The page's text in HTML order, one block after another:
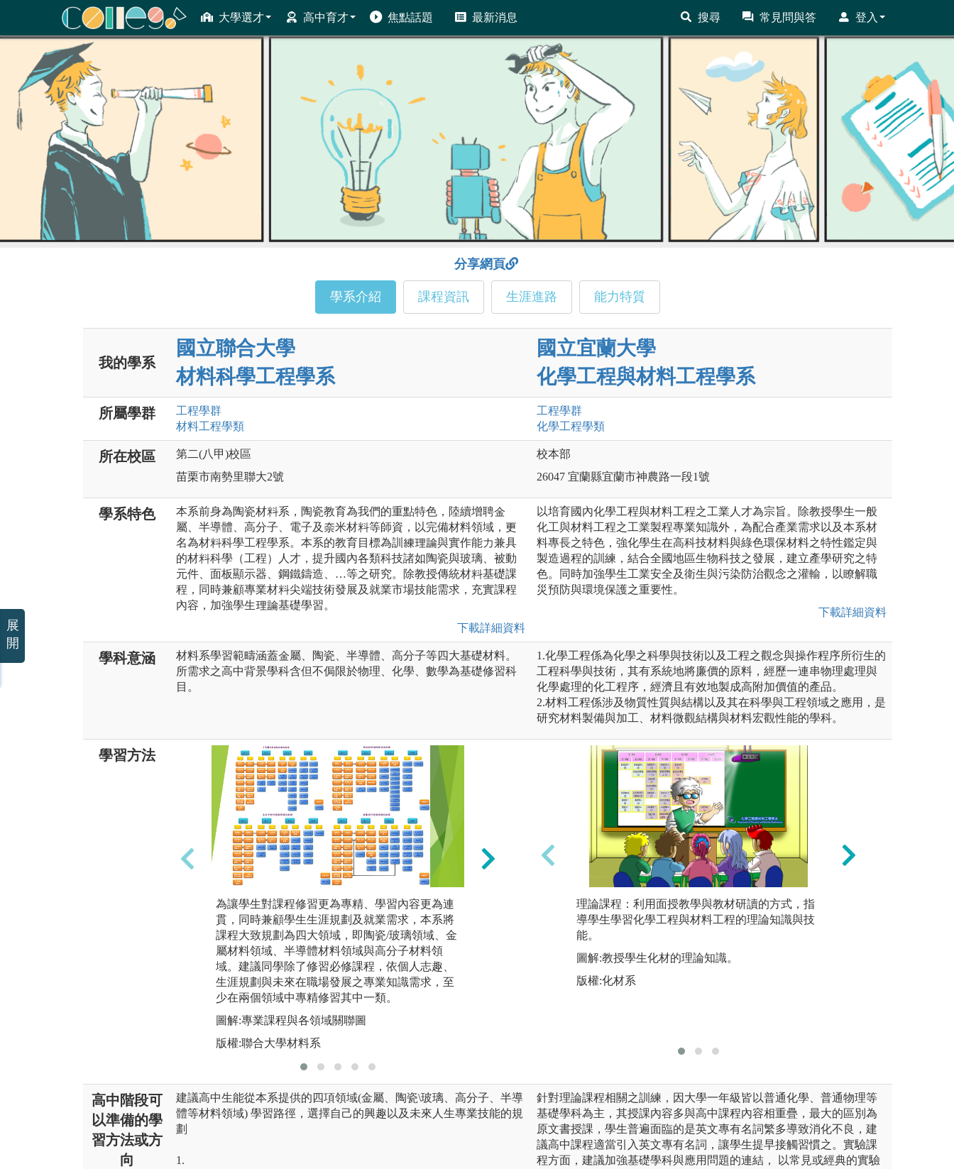
大學選才 高中育才 焦點話題 最新消息 搜尋 常見問與答 登入
ColleGo! 大學選才與高中育才輔助系統
分享網頁
學系介紹 課程資訊 生涯進路 能力特質
我的學系
國立聯合大學
材料科學工程學系
國立宜蘭大學
化學工程與材料工程學系
所屬學群 工程學群
材料工程學類
工程學群
化學工程學類
所在校區
第二(八甲)校區
苗栗市南勢里聯大2號
校本部
26047 宜蘭縣宜蘭市神農路一段1號
學系特色
本系前身為陶瓷材料系，陶瓷教育為我們的重點特色，陸續增聘金
屬、半導體、高分子、電子及奈米材料等師資，以完備材料領域，更
名為材料科學工程學系。本系的教育目標為訓練理論與實作能力兼具
的材料科學（工程）人才，提升國內各類科技諸如陶瓷與玻璃、被動
元件、面板顯示器、鋼鐵鑄造、…等之研究。除教授傳統材料基礎課
程，同時兼顧專業材料尖端技術發展及就業市場技能需求，充實課程
內容，加強學生理論基礎學習。
下載詳細資料
以培育國內化學工程與材料工程之工業人才為宗旨。除教授學生一般
化工與材料工程之工業製程專業知識外，為配合產業需求以及本系材
料專長之特色，強化學生在高科技材料與綠色環保材料之特性鑑定與
製造過程的訓練，結合全國地區生物科技之發展，建立產學研究之特
色。同時加強學生工業安全及衛生與污染防治觀念之灌輸，以瞭解職
災預防與環境保護之重要性。
下載詳細資料
學科意涵
材料系學習範疇涵蓋金屬、陶瓷、半導體、高分子等四大基礎材料。
所需求之高中背景學科含但不侷限於物理、化學、數學為基礎修習科
目。
1.化學工程係為化學之科學與技術以及工程之觀念與操作程序所衍生的
工程科學與技術，其有系統地將廉價的原料，經歷一連串物理處理與
化學處理的化工程序，經濟且有效地製成高附加價值的產品。
2.材料工程係涉及物質性質與結構以及其在科學與工程領域之應用，是
研究材料製備與加工、材料微觀結構與材料宏觀性能的學科。
學習方法
為讓學生對課程修習更為專精、學習內容更為連
貫，同時兼顧學生生涯規劃及就業需求，本系將
課程大致規劃為四大領域，即陶瓷/玻璃領域、金
屬材料領域、半導體材料領域與高分子材料領
域。建議同學除了修習必修課程，依個人志趣、
生涯規劃與未來在職場發展之專業知識需求，至
少在兩個領域中專精修習其中一類。
圖解:專業課程與各領域關聯圖
版權:聯合大學材料系
本系鼓勵專題生將其專題研究結果發表於國內相
關的學術會議，除了可提升學生的表達能力，亦
可使學生了解國內相關的研究活動，並認識國內
各學校的研究成果與特色，增加學生的能見度與
其材料相關見識的廣度。
圖解:參與國際學術會議
理論課程：利用面授教學與教材研讀的方式，指
導學生學習化學工程與材料工程的理論知識與技
能。
圖解:教授學生化材的理論知識。
版權:化材系
高中階段可
以準備的學
習方法或方
向
建議高中生能從本系提供的四項領域(金屬、陶瓷\玻璃、高分子、半導
體等材料領域) 學習路徑，選擇自己的興趣以及未來人生專業技能的規
劃
1.
針對理論課程相關之訓練，因大學一年級皆以普通化學、普通物理等
基礎學科為主，其授課內容多與高中課程內容相重疊，最大的區別為
原文書授課，學生普遍面臨的是英文專有名詞繁多導致消化不良，建
議高中課程適當引入英文專有名詞，讓學生提早接觸習慣之。實驗課
程方面，建議加強基礎學科與應用問題的連結， 以常見或經典的實驗
展
開